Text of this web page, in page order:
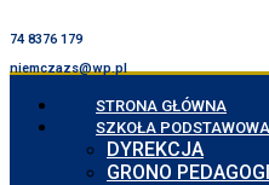
74 8376 179
niemczazs@wp.pl
STRONA GŁÓWNA
SZKOŁA PODSTAWOWA
DYREKCJA
GRONO